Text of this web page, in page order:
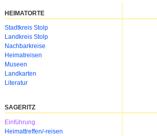
HEIMATORTE
Navigation
überspringen
Stadtkreis Stolp
Landkreis Stolp
Nachbarkreise
Heimatreisen
Museen
Landkarten
Literatur
SAGERITZ
Navigation
überspringen
Einführung
Heimattreffen/-reisen